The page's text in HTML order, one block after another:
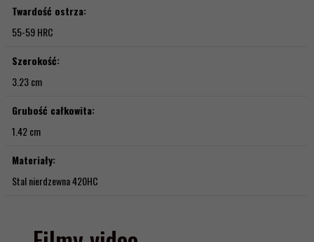
Twardość ostrza:
55-59 HRC
Szerokość:
3.23 cm
Grubość całkowita:
1.42 cm
Materiały:
Stal nierdzewna 420HC